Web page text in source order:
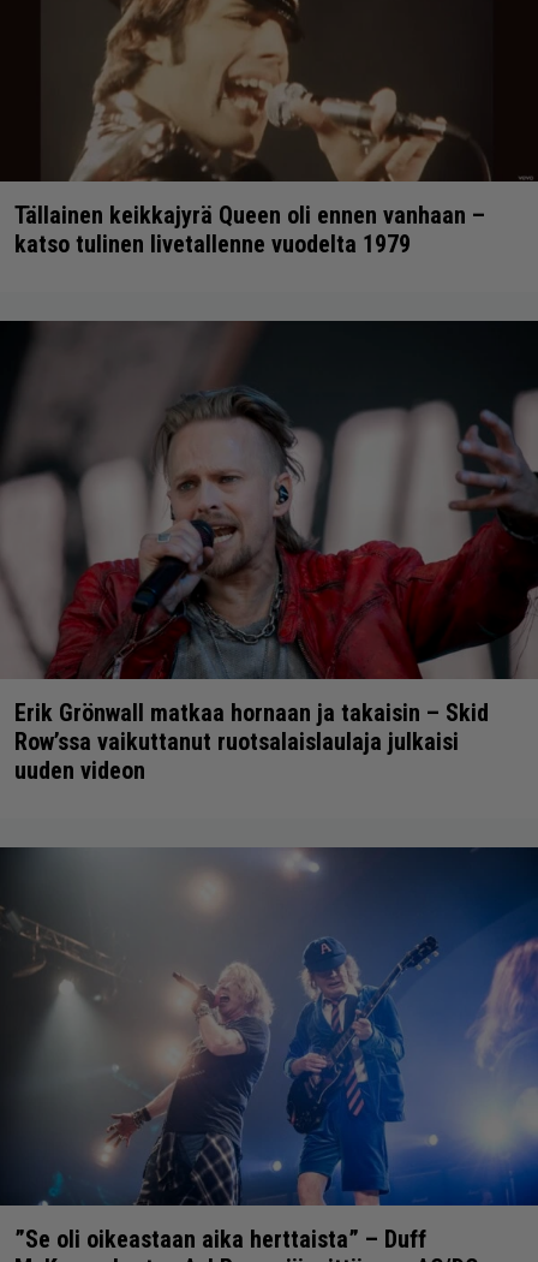
Tällainen keikkajyrä Queen oli ennen vanhaan –
katso tulinen livetallenne vuodelta 1979
Erik Grönwall matkaa hornaan ja takaisin – Skid
Row’ssa vaikuttanut ruotsalaislaulaja julkaisi
uuden videon
”Se oli oikeastaan aika herttaista” – Duff